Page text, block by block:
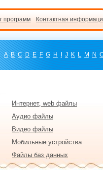
программ Контактная
A B C D E F G H J K L M N
Интернет, web файлы
Аудио файлы
Видео файлы
Мобильные устройства
Файлы баз данных